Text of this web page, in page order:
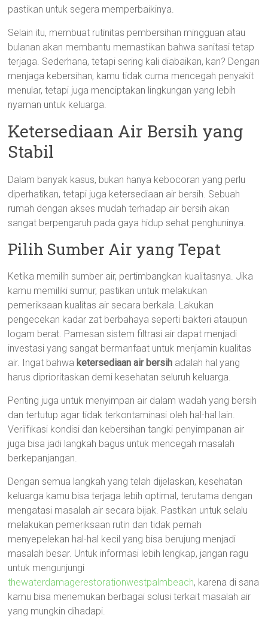
pastikan untuk segera memperbaikinya.
Selain itu, membuat rutinitas pembersihan mingguan atau
bulanan akan membantu memastikan bahwa sanitasi tetap
terjaga. Sederhana, tetapi sering kali diabaikan, kan? Dengan
menjaga kebersihan, kamu tidak cuma mencegah penyakit
menular, tetapi juga menciptakan lingkungan yang lebih
nyaman untuk keluarga.
Ketersediaan Air Bersih yang
Stabil
Dalam banyak kasus, bukan hanya kebocoran yang perlu
diperhatikan, tetapi juga ketersediaan air bersih. Sebuah
rumah dengan akses mudah terhadap air bersih akan
sangat berpengaruh pada gaya hidup sehat penghuninya.
Pilih Sumber Air yang Tepat
Ketika memilih sumber air, pertimbangkan kualitasnya. Jika
kamu memiliki sumur, pastikan untuk melakukan
pemeriksaan kualitas air secara berkala. Lakukan
pengecekan kadar zat berbahaya seperti bakteri ataupun
logam berat. Pamesan sistem filtrasi air dapat menjadi
investasi yang sangat bermanfaat untuk menjamin kualitas
air. Ingat bahwa ketersediaan air bersih adalah hal yang
harus diprioritaskan demi kesehatan seluruh keluarga.
Penting juga untuk menyimpan air dalam wadah yang bersih
dan tertutup agar tidak terkontaminasi oleh hal-hal lain.
Veriifikasi kondisi dan kebersihan tangki penyimpanan air
juga bisa jadi langkah bagus untuk mencegah masalah
berkepanjangan.
Dengan semua langkah yang telah dijelaskan, kesehatan
keluarga kamu bisa terjaga lebih optimal, terutama dengan
mengatasi masalah air secara bijak. Pastikan untuk selalu
melakukan pemeriksaan rutin dan tidak pernah
menyepelekan hal-hal kecil yang bisa berujung menjadi
masalah besar. Untuk informasi lebih lengkap, jangan ragu
untuk mengunjungi
thewaterdamagerestorationwestpalmbeach, karena di sana
kamu bisa menemukan berbagai solusi terkait masalah air
yang mungkin dihadapi.